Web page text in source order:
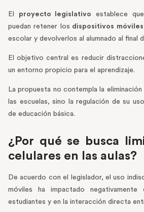
El proyecto legislativo establece
puedan retener los dispositivos móviles
escolar y devolverlos al alumnado al final
El objetivo central es reducir
un entorno propicio para el aprendizaje.
La propuesta no contempla la
las escuelas, sino la regulación de su
de educación básica.
¿Por qué se busca
celulares en las aulas?
De acuerdo con el legislador, el uso
móviles ha impactado
estudiantes y en la interacción directa